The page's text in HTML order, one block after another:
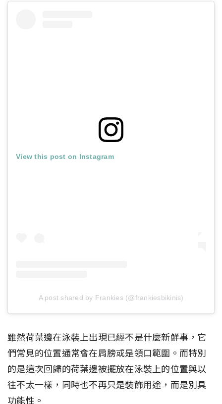
View this post on Instagram
A post shared by Frankies (@frankiesbikinis)
雖然荷葉邊在泳裝上出現已經不是什麼新鮮事，它
們常見的位置通常會在肩膀或是領口範圍。而特別
的是這次回歸的荷葉邊被擺放在泳裝上的位置與以
往不太一樣，同時也不再只是裝飾用途，而是別具
功能性。